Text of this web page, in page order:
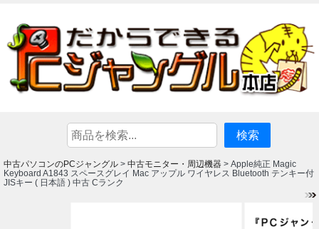
中古パソコンのPCジャングル > 中古モニター・周辺機器 > Apple純正 Magic
Keyboard A1843 スペースグレイ Mac アップル ワイヤレス Bluetooth テンキー付
JISキー ( 日本語 ) 中古 Cランク